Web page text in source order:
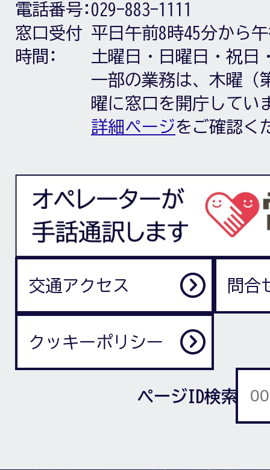
電話番号: 029-883-1111
窓口受付
時間:
平日午前8時45分から
土曜日・日曜日・祝日
一部の業務は、木曜（
曜に窓口を開庁してい
詳細ページをご確認く
交通アクセス 問合
クッキーポリシー
ページID検索